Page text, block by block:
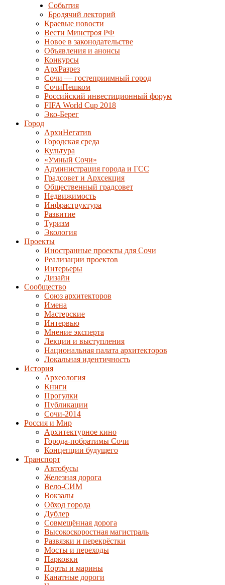
События
Бродячий лекторий
Краевые новости
Вести Минстроя РФ
Новое в законодательстве
Объявления и анонсы
Конкурсы
АрхРазрез
Сочи — гостеприимный город
СочиПешком
Российский инвестиционный форум
FIFA World Cup 2018
Эко-Берег
Город
АрхиНегатив
Городская среда
Культура
«Умный Сочи»
Администрация города и ГСС
Градсовет и Архсекция
Общественный градсовет
Недвижимость
Инфраструктура
Развитие
Туризм
Экология
Проекты
Иностранные проекты для Сочи
Реализации проектов
Интерьеры
Дизайн
Сообщество
Союз архитекторов
Имена
Мастерские
Интервью
Мнение эксперта
Лекции и выступления
Национальная палата архитекторов
Локальная идентичность
История
Археология
Книги
Прогулки
Публикации
Сочи-2014
Россия и Мир
Архитектурное кино
Города-побратимы Сочи
Концепции будущего
Транспорт
Автобусы
Железная дорога
Вело-СИМ
Вокзалы
Обход города
Дублер
Совмещённая дорога
Высокоскоростная магистраль
Развязки и перекрёстки
Мосты и переходы
Парковки
Порты и марины
Канатные дороги